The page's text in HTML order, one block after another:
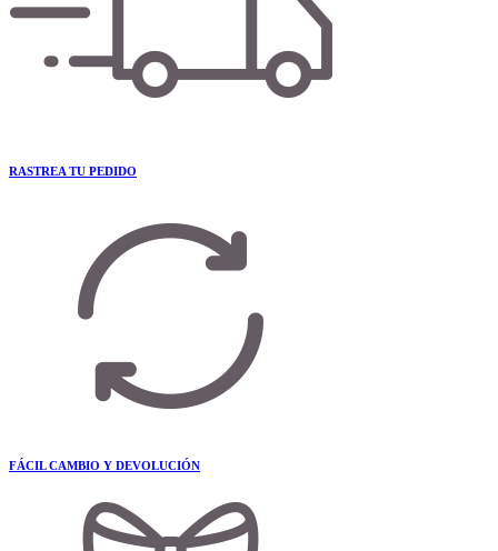
RASTREA TU PEDIDO
FÁCIL CAMBIO Y DEVOLUCIÓN